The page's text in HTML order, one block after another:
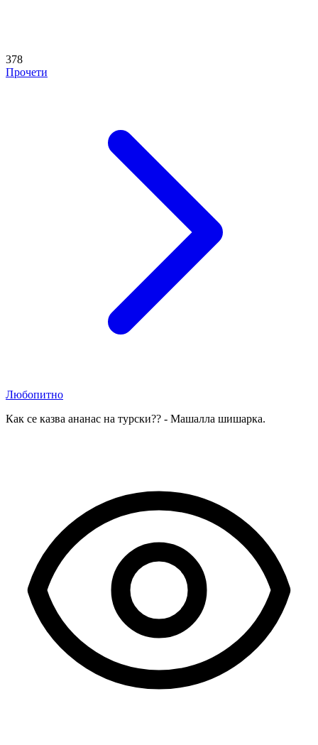
378
Прочети
Любопитно
Как се казва ананас на турски?? - Машалла шишарка.